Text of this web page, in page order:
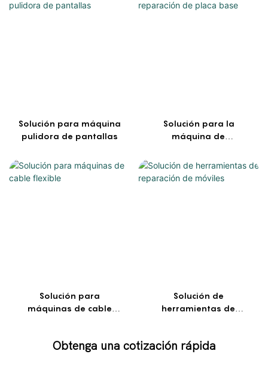
Solución para máquina
pulidora de pantallas
Solución para la
máquina de
base
Solución para
máquinas de cable
Solución de
herramientas de
Obtenga una cotización rápida